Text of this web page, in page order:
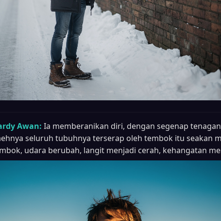
Awan: Ia memberanikan diri, dengan segenap
seluruh tubuhnya terserap oleh tembok itu seakan
udara berubah, langit menjadi cerah, kehangatan